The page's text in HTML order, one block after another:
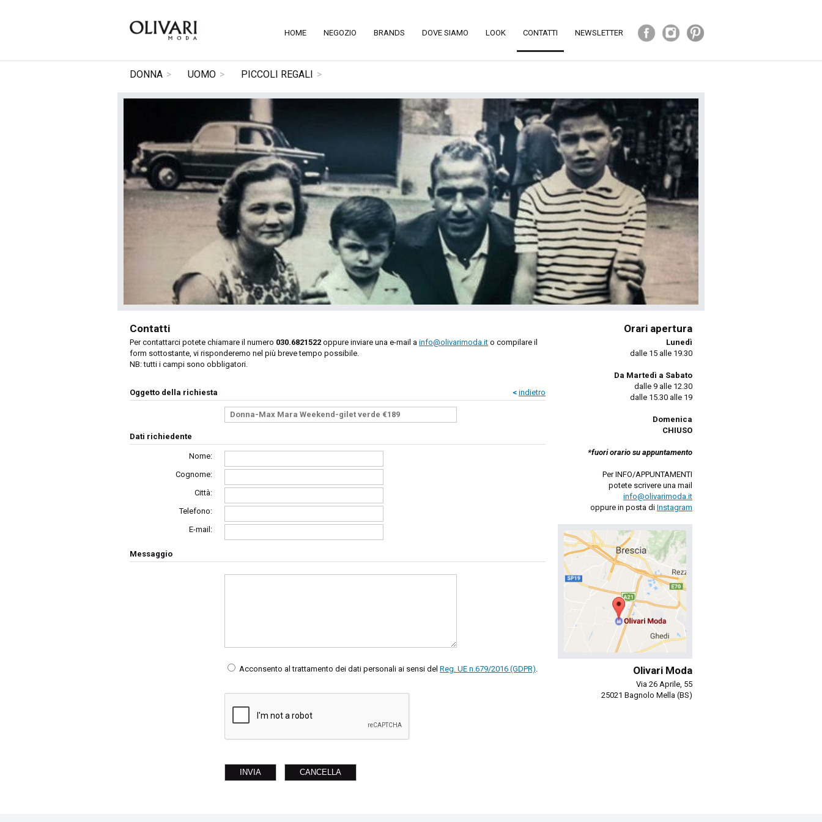
HOME NEGOZIO BRANDS DOVE SIAMO LOOK CONTATTI NEWSLETTER
DONNA > UOMO > PICCOLI REGALI >
Contatti
Per contattarci potete chiamare il numero 030.6821522 oppure inviare una e-mail a info@olivarimoda.it o compilare il
form sottostante, vi risponderemo nel più breve tempo possibile.
NB: tutti i campi sono obbligatori.
Oggetto della richiesta < indietro
Dati richiedente
Nome:
Cognome:
Città:
Telefono:
E-mail:
Messaggio
Acconsento al trattamento dei dati personali ai sensi del Reg. UE n.679/2016 (GDPR)
Orari apertura
Lunedì
dalle 15 alle 19.30
Da Martedì a Sabato
dalle 9 alle 12.30
dalle 15.30 alle 19
Domenica
CHIUSO
*fuori orario su appuntamento
Per INFO/APPUNTAMENTI
potete scrivere una mail
info@olivarimoda.it
oppure in posta di Instagram
Olivari Moda
Via 26 Aprile, 55
25021 Bagnolo Mella (BS)